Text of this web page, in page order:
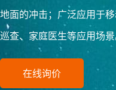
地面的冲击；广泛应用于
巡查、家庭医生等应用场景
在线询价